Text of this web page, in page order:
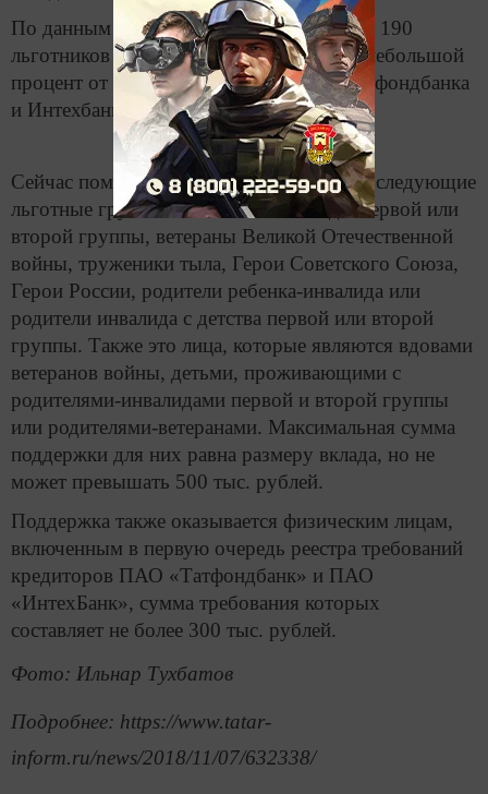
По данным собеседника агентства, почти 190
льготников получили выплаты, но «это небольшой
процент от всего реестра кредиторов Татфондбанка
и Интехбанка».
Сейчас помощь от РФП могут получить следующие
льготные группы населения: инвалиды первой или
второй группы, ветераны Великой Отечественной
войны, труженики тыла, Герои Советского Союза,
Герои России, родители ребенка-инвалида или
родители инвалида с детства первой или второй
группы. Также это лица, которые являются вдовами
ветеранов войны, детьми, проживающими с
родителями-инвалидами первой и второй группы
или родителями-ветеранами. Максимальная сумма
поддержки для них равна размеру вклада, но не
может превышать 500 тыс. рублей.
Поддержка также оказывается физическим лицам,
включенным в первую очередь реестра требований
кредиторов ПАО «Татфондбанк» и ПАО
«ИнтехБанк», сумма требования которых
составляет не более 300 тыс. рублей.
Фото: Ильнар Тухбатов
Подробнее: https://www.tatar-
inform.ru/news/2018/11/07/632338/